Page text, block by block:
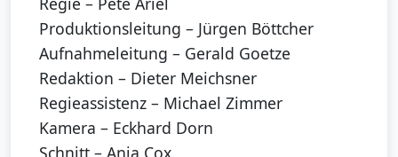
Produktionsleitung – Jürgen Böttcher
Aufnahmeleitung – Gerald Goetze
Redaktion – Dieter Meichsner
Regieassistenz – Michael Zimmer
Kamera – Eckhard Dorn